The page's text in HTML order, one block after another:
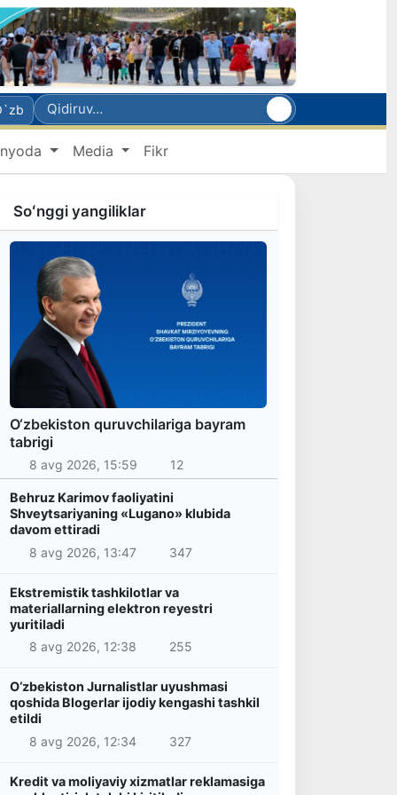
Media Fikr
Soʻnggi yangiliklar
O‘zbekiston quruvchilariga bayram
tabrigi
8 avg 2026, 15:59 12
Behruz Karimov faoliyatini
Shveytsariyaning «Lugano» klubida
davom ettiradi
8 avg 2026, 13:47
347
Ekstremistik tashkilotlar va
materiallarning elektron reyestri
yuritiladi
8 avg 2026, 12:38
255
O‘zbekiston Jurnalistlar uyushmasi
qoshida Blogerlar ijodiy kengashi tashkil
etildi
8 avg 2026, 12:34
327
Kredit va moliyaviy xizmatlar reklamasiga